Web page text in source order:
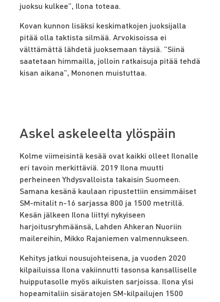
juoksu kulkee”, Ilona toteaa.
Kovan kunnon lisäksi keskimatkojen juoksijalla
pitää olla taktista silmää. Arvokisoissa ei
välttämättä lähdetä juoksemaan täysiä. ”Siinä
saatetaan himmailla, jolloin ratkaisuja pitää tehdä
kisan aikana”, Mononen muistuttaa.
Askel askeleelta ylöspäin
Kolme viimeisintä kesää ovat kaikki olleet Ilonalle
eri tavoin merkittäviä. 2019 Ilona muutti
perheineen Yhdysvalloista takaisin Suomeen.
Samana kesänä kaulaan ripustettiin ensimmäiset
SM-mitalit n-16 sarjassa 800 ja 1500 metrillä.
Kesän jälkeen Ilona liittyi nykyiseen
harjoitusryhmäänsä, Lahden Ahkeran Nuoriin
mailereihin, Mikko Rajaniemen valmennukseen.
Kehitys jatkui nousujohteisena, ja vuoden 2020
kilpailuissa Ilona vakiinnutti tasonsa kansalliselle
huipputasolle myös aikuisten sarjoissa. Ilona ylsi
hopeamitaliin sisäratojen SM-kilpailujen 1500